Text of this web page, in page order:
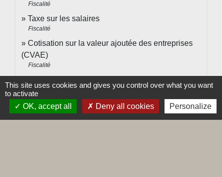
Fiscalité
Taxe sur les salaires
Fiscalité
Cotisation sur la valeur ajoutée des entreprises
(CVAE)
Fiscalité
Fiscalité
This site uses cookies and gives you control over what you want
to activate
OK, accept all
Deny all cookies Personalize